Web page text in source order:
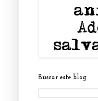
Buscar este blog